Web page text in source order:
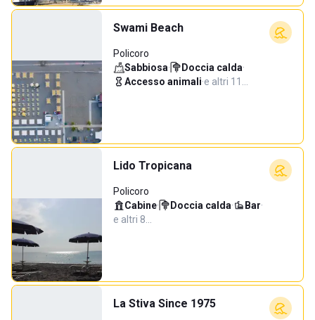
Swami Beach
Policoro
Sabbiosa· Doccia calda·
Accesso animali·e altri 11…
Lido Tropicana
Policoro
Cabine· Doccia calda· Bar·
e altri 8…
La Stiva Since 1975